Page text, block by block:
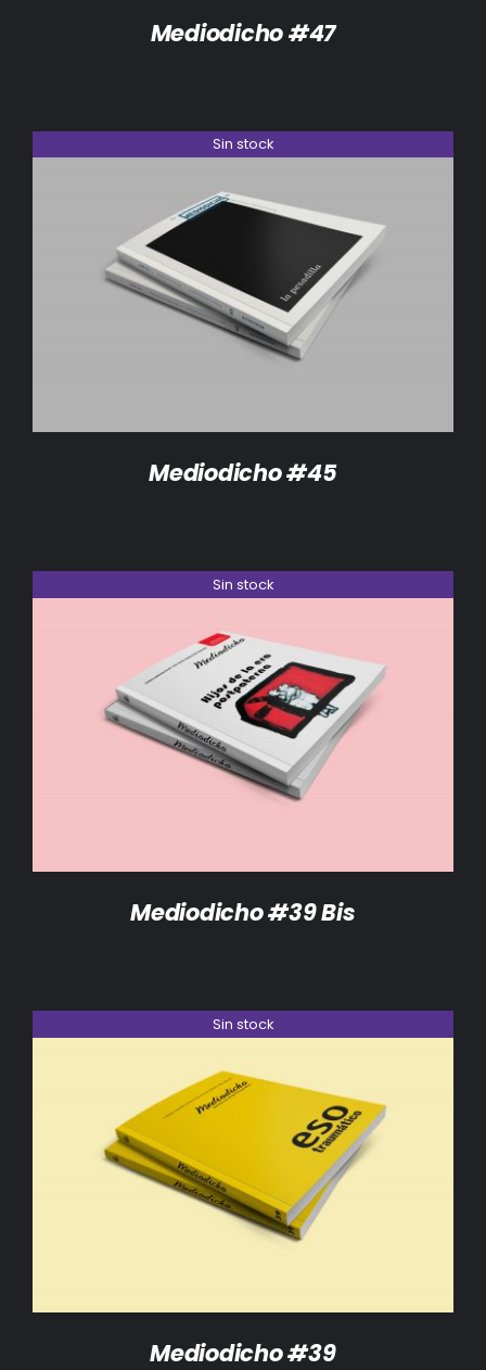
Mediodicho #47
Sin stock
DETALLES
Mediodicho #45
Sin stock
DETALLES
Mediodicho #39 Bis
Sin stock
Mediodicho #39